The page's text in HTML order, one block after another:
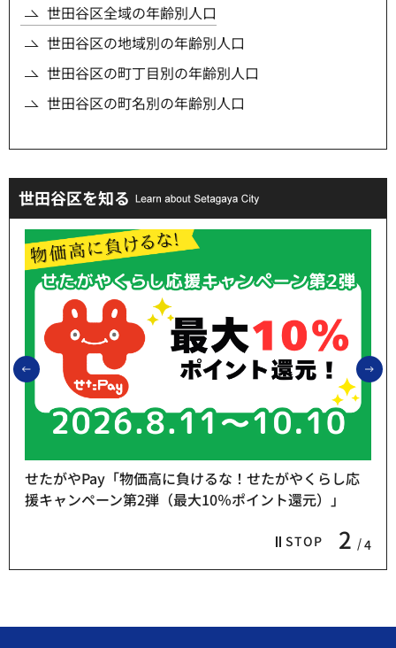
世田谷区全域の年齢別人口
世田谷区の地域別の年齢別人口
世田谷区の町丁目別の年齢別人口
世田谷区の町名別の年齢別人口
世田谷区を知る
前のスライドを表示
STOP 2 4
せたがやPay「物価高に負けるな！せたがやくらし応
援キャンペーン第2弾（最大10％ポイント還元）」